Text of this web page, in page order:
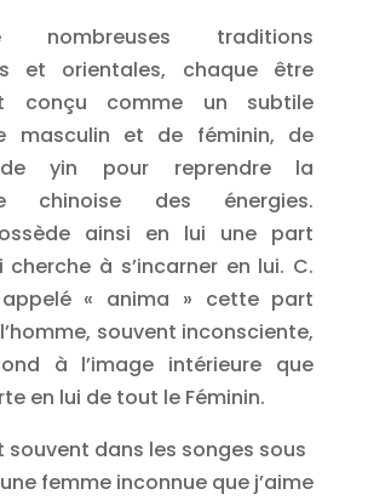
traditions
et orientales, chaque être
conçu comme un subtile
masculin et de féminin, de
yin pour reprendre la
chinoise des énergies.
ainsi en lui une part
cherche à s’incarner en lui. C.
« anima » cette part
souvent inconsciente,
à l’image intérieure que
en lui de tout le Féminin.
souvent dans les songes sous
femme inconnue que j’aime